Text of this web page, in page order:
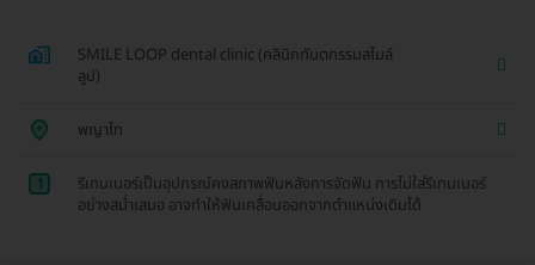
SMILE LOOP dental clinic (คลินิกทันตกรรมสไมล์
ลูป)
พญาไท
1
รีเทนเนอร์เป็นอุปกรณ์คงสภาพฟันหลังการจัดฟัน การไม่ใส่รีเทนเนอร์
อย่างสม่ำเสมอ อาจทำให้ฟันเคลื่อนออกจากตำแหน่งเดิมได้